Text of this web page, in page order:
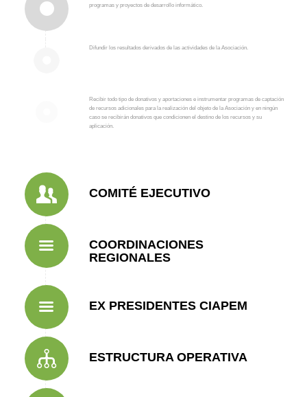
programas y proyectos de desarrollo informático.
Difundir los resultados derivados de las actividades de la Asociación.
Recibir todo tipo de donativos y aportaciones e instrumentar programas de captación
de recursos adicionales para la realización del objeto de la Asociación y en ningún
caso se recibirán donativos que condicionen el destino de los recursos y su
aplicación.
COMITÉ EJECUTIVO
COORDINACIONES
REGIONALES
EX PRESIDENTES CIAPEM
ESTRUCTURA OPERATIVA